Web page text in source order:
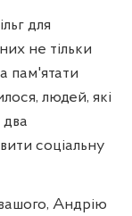
для
не тільки
пам'ятати
людей, які
два
соціальну
Андрію